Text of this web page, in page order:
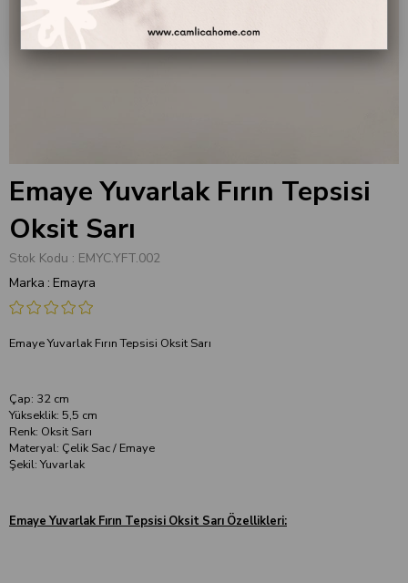
Emaye Yuvarlak Fırın Tepsisi
Oksit Sarı
Stok Kodu
EMYC.YFT.002
Marka : Emayra
Emaye Yuvarlak Fırın Tepsisi Oksit Sarı
Çap: 32 cm
Yükseklik: 5,5 cm
Renk: Oksit Sarı
Materyal: Çelik Sac / Emaye
Şekil: Yuvarlak
Emaye Yuvarlak Fırın Tepsisi Oksit Sarı Özellikleri: